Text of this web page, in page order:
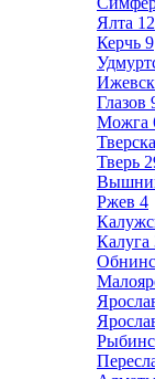
Ялта 12
Керчь 9
Ижевск
Глазов
Можга
Тверь
Ржев 4
Калуга